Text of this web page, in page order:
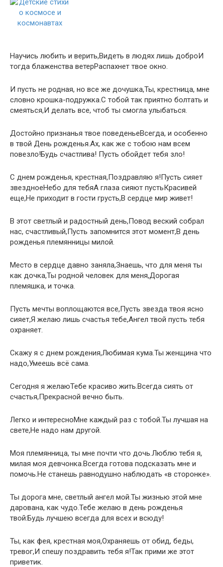
Научись любить и верить,Видеть в людях лишь доброИ
тогда блаженства ветерРаспахнет твое окно.
И пусть не родная, но все же дочушка,Ты, крестница, мне
словно крошка-подружка.С тобой так приятно болтать и
смеяться,И делать все, чтоб ты смогла улыбаться.
Достойно признанья твое поведеньеВсегда, и особенно
в твой День рожденья.Ах, как же с тобою нам всем
повезло!Будь счастлива! Пусть обойдет тебя зло!
С днем рожденья, крестная,Поздравляю я!Пусть сияет
звездноеНебо для тебяА глаза сияют пустьКрасивей
еще,Не приходит в гости грусть,В сердце мир живет!
В этот светлый и радостный день,Повод веский собрал
нас, счастливый,Пусть запомнится этот момент,В день
рожденья племянницы милой.
Место в сердце давно заняла,Знаешь, что для меня ты
как дочка,Ты родной человек для меня,Дорогая
племяшка, и точка.
Пусть мечты воплощаются все,Пусть звезда твоя ясно
сияет,Я желаю лишь счастья тебе,Ангел твой пусть тебя
охраняет.
Скажу я с днем рождения,Любимая кума.Ты женщина что
надо,Умеешь всё сама.
Сегодня я желаюТебе красиво жить.Всегда сиять от
счастья,Прекрасной вечно быть.
Легко и интересноМне каждый раз с тобой.Ты лучшая на
свете,Не надо нам другой.
Моя племянница, ты мне почти что дочь.Люблю тебя я,
милая моя девчонка.Всегда готова подсказать мне и
помочь.Не станешь равнодушно наблюдать «в сторонке».
Ты дорога мне, светлый ангел мой.Ты жизнью этой мне
дарована, как чудо.Тебе желаю в день рожденья
твой:Будь лучшею всегда для всех и всюду!
Ты, как фея, крестная моя,Охраняешь от обид, беды,
тревог,И спешу поздравить тебя я!Так прими же этот
приветик.